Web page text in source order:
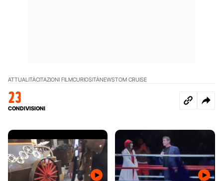
ATTUALITÀCITAZIONI FILMCURIOSITÀNEWSTOM CRUISE
23
CONDIVISIONI